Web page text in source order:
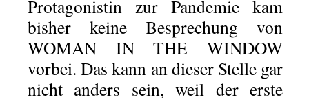
Protagonistin zur Pandemie kam
bisher keine Besprechung von
WOMAN IN THE WINDOW
vorbei. Das kann an dieser Stelle gar
nicht anders sein, weil der erste